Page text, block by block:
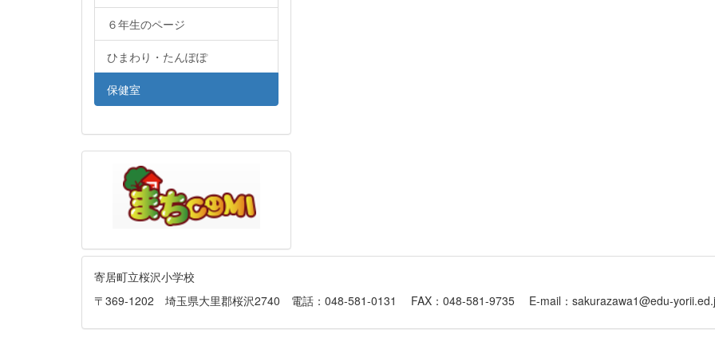
６年生のページ
ひまわり・たんぽぽ
保健室
寄居町立桜沢小学校
〒369-1202 埼玉県大里郡桜沢2740 電話：048-581-0131 FAX：048-581-9735 E-mail：sakurazawa1@edu-